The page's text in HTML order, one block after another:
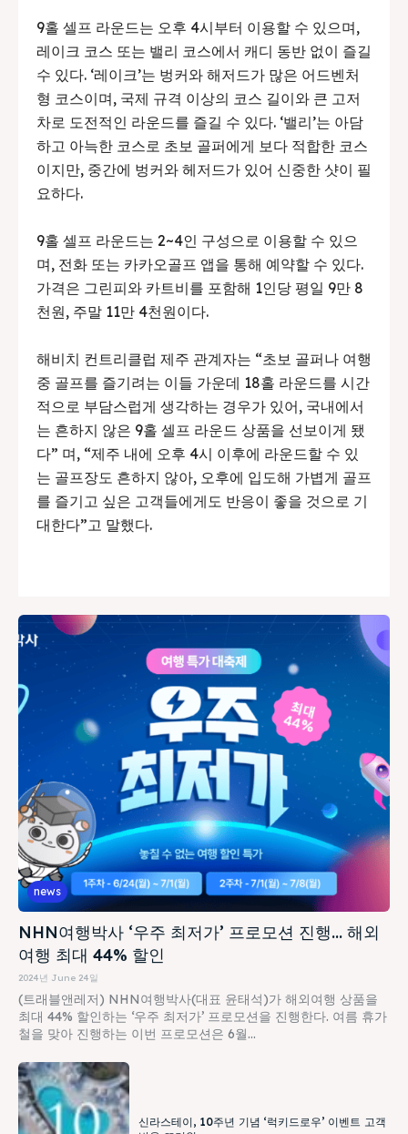
9홀 셀프 라운드는 오후 4시부터 이용할 수 있으며,
레이크 코스 또는 밸리 코스에서 캐디 동반 없이 즐길
수 있다. ‘레이크’는 벙커와 해저드가 많은 어드벤처
형 코스이며, 국제 규격 이상의 코스 길이와 큰 고저
차로 도전적인 라운드를 즐길 수 있다. ‘밸리’는 아담
하고 아늑한 코스로 초보 골퍼에게 보다 적합한 코스
이지만, 중간에 벙커와 헤저드가 있어 신중한 샷이 필
요하다.
9홀 셀프 라운드는 2~4인 구성으로 이용할 수 있으
며, 전화 또는 카카오골프 앱을 통해 예약할 수 있다.
가격은 그린피와 카트비를 포함해 1인당 평일 9만 8
천원, 주말 11만 4천원이다.
해비치 컨트리클럽 제주 관계자는 “초보 골퍼나 여행
중 골프를 즐기려는 이들 가운데 18홀 라운드를 시간
적으로 부담스럽게 생각하는 경우가 있어, 국내에서
는 흔하지 않은 9홀 셀프 라운드 상품을 선보이게 됐
다” 며, “제주 내에 오후 4시 이후에 라운드할 수 있
는 골프장도 흔하지 않아, 오후에 입도해 가볍게 골프
를 즐기고 싶은 고객들에게도 반응이 좋을 것으로 기
대한다”고 말했다.
news
NHN여행박사 ‘우주 최저가’ 프로모션 진행… 해외
여행 최대 44% 할인
2024년 June 24일
(트래블앤레저) NHN여행박사(대표 윤태석)가 해외여행 상품을
최대 44% 할인하는 ‘우주 최저가’ 프로모션을 진행한다. 여름 휴가
철을 맞아 진행하는 이번 프로모션은 6월...
신라스테이, 10주년 기념 ‘럭키드로우’ 이벤트 고객